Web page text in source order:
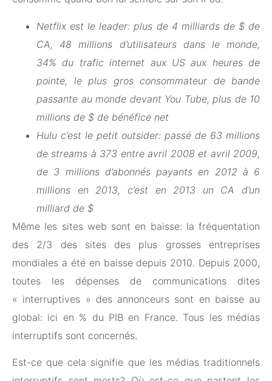
Netflix est le leader: plus de 4 milliards de $ de
CA, 48 millions d’utilisateurs dans le monde,
34% du trafic internet aux US aux heures de
pointe, le plus gros consommateur de bande
passante au monde devant You Tube, plus de 10
millions de $ de bénéfice net
Hulu c’est le petit outsider: passé de 63 millions
de streams à 373 entre avril 2008 et avril 2009,
de 3 millions d’abonnés payants en 2012 à 6
millions en 2013, c’est en 2013 un CA d’un
milliard de $
Même les sites web sont en baisse: la fréquentation
des 2/3 des sites des plus grosses entreprises
mondiales a été en baisse depuis 2010. Depuis 2000,
toutes les dépenses de communications dites
« interruptives » des annonceurs sont en baisse au
global: ici en % du PIB en France. Tous les médias
interruptifs sont concernés.
Est-ce que cela signifie que les médias traditionnels